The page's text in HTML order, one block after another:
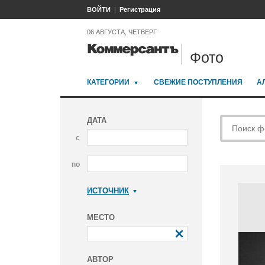
ВОЙТИ Регистрация
06 АВГУСТА, ЧЕТВЕРГ
Фото
КАТЕГОРИИ СВЕЖИЕ ПОСТУПЛЕНИЯ
ДАТА
с
по
ИСТОЧНИК
МЕСТО
АВТОР